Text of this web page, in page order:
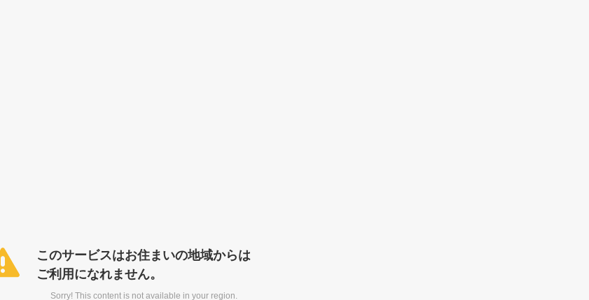
このサービスはお住まいの地域からは
ご利用になれません。
Sorry! This content is not available in your region.